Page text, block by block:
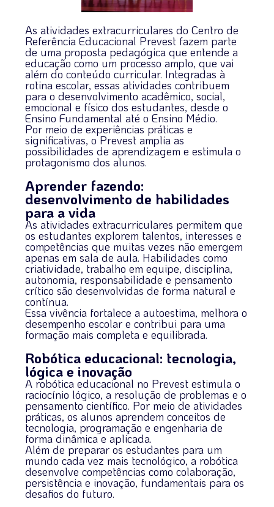
As atividades extracurriculares do Centro de
Referência Educacional Prevest fazem parte
de uma proposta pedagógica que entende a
educação como um processo amplo, que vai
além do conteúdo curricular. Integradas à
rotina escolar, essas atividades contribuem
para o desenvolvimento acadêmico, social,
emocional e físico dos estudantes, desde o
Ensino Fundamental até o Ensino Médio.
Por meio de experiências práticas e
significativas, o Prevest amplia as
possibilidades de aprendizagem e estimula o
protagonismo dos alunos.
Aprender fazendo:
desenvolvimento de habilidades
para a vida
As atividades extracurriculares permitem que
os estudantes explorem talentos, interesses e
competências que muitas vezes não emergem
apenas em sala de aula. Habilidades como
criatividade, trabalho em equipe, disciplina,
autonomia, responsabilidade e pensamento
crítico são desenvolvidas de forma natural e
contínua.
Essa vivência fortalece a autoestima, melhora o
desempenho escolar e contribui para uma
formação mais completa e equilibrada.
Robótica educacional: tecnologia,
lógica e inovação
A robótica educacional no Prevest estimula o
raciocínio lógico, a resolução de problemas e o
pensamento científico. Por meio de atividades
práticas, os alunos aprendem conceitos de
tecnologia, programação e engenharia de
forma dinâmica e aplicada.
Além de preparar os estudantes para um
mundo cada vez mais tecnológico, a robótica
desenvolve competências como colaboração,
persistência e inovação, fundamentais para os
desafios do futuro.